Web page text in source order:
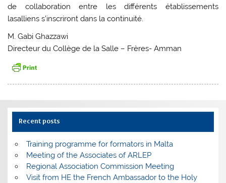
de collaboration entre les différents établissements
lasalliens s’inscriront dans la continuité.
M. Gabi Ghazzawi
Directeur du Collège de la Salle – Frères- Amman
Recent posts
Training programme for formators in Malta
Meeting of the Associates of ARLEP
Regional Association Commission Meeting
Visit from HE the French Ambassador to the Holy